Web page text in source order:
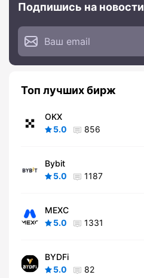
Подпишись на новости
Топ лучших бирж
OKX
5.0
856
Bybit
5.0
1187
MEXC
5.0
1331
BYDFi
5.0
82